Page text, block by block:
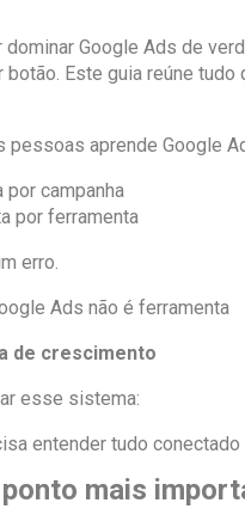
dominar Google Ads de
botão. Este guia reúne tudo
pessoas aprende Google
por campanha
por ferramenta
erro.
Ads não é ferramenta
de crescimento
esse sistema:
entender tudo conectado
mais